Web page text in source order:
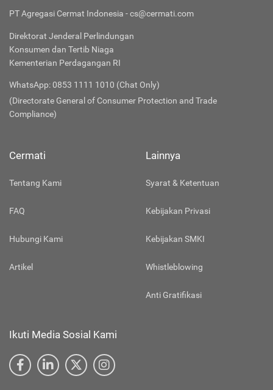
PT Agregasi Cermat Indonesia - cs@cermati.com
Direktorat Jenderal Perlindungan
Konsumen dan Tertib Niaga
Kementerian Perdagangan RI
WhatsApp: 0853 1111 1010 (Chat Only)
(Directorate General of Consumer Protection and Trade
Compliance)
Cermati
Tentang Kami
FAQ
Hubungi Kami
Artikel
Lainnya
Syarat & Ketentuan
Kebijakan Privasi
Kebijakan SMKI
Whistleblowing
Anti Gratifikasi
Ikuti Media Sosial Kami